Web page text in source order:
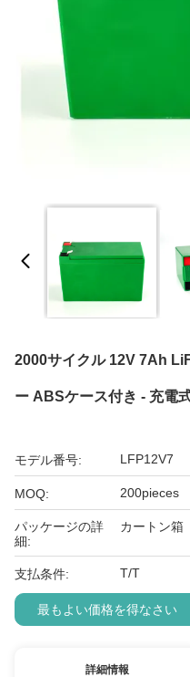
2000サイクル 12V 7Ah
ー ABSケース付き - 充電
モデル番号: LFP12V7
MOQ: 200pieces
パッケージの詳
細:
カートン箱
支払条件: T/T
最もよい価格を得なさい
詳細情報